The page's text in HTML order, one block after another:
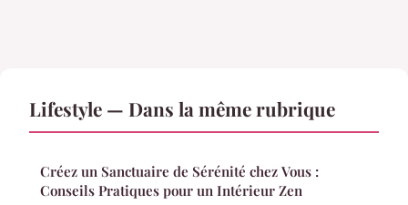
Lifestyle — Dans la même rubrique
Créez un Sanctuaire de Sérénité chez Vous :
Conseils Pratiques pour un Intérieur Zen